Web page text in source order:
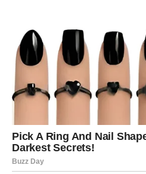
mogli potpuno uljepšati ovaj
Ovo je dan tokom kojeg
stvari često mogu donijeti